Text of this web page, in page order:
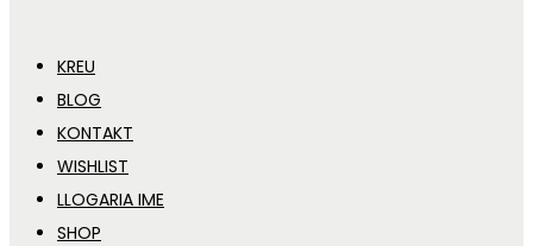
KREU
BLOG
KONTAKT
WISHLIST
LLOGARIA IME
SHOP